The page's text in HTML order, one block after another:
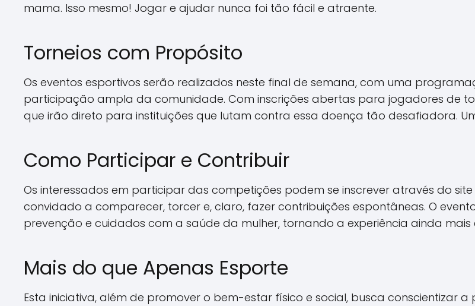
mama. Isso mesmo! Jogar e ajudar nunca foi tão fácil e atraente.
Torneios com Propósito
Os eventos esportivos serão realizados neste final de semana, com uma
participação ampla da comunidade. Com inscrições abertas para jogadores de
que irão direto para instituições que lutam contra essa doença tão desafiadora.
Como Participar e Contribuir
Os interessados em participar das competições podem se inscrever através do
convidado a comparecer, torcer e, claro, fazer contribuições espontâneas. O
prevenção e cuidados com a saúde da mulher, tornando a experiência ainda mais
Mais do que Apenas Esporte
Esta iniciativa, além de promover o bem-estar físico e social, busca